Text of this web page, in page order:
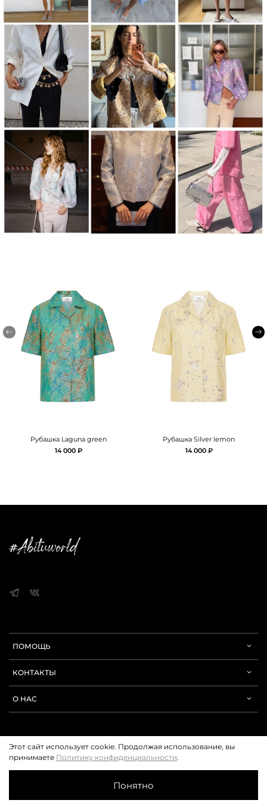
Рубашка Laguna green
14 000 ₽
Рубашка Silver lemon
14 000 ₽
ПОМОЩЬ
КОНТАКТЫ
О НАС
© 2019-2026 Abitu. Все права защищены. Любое использование контента
без письменного разрешения запрещено.
Этот сайт использует cookie. Продолжая использование, вы
принимаете Политику конфиденциальности.
Понятно